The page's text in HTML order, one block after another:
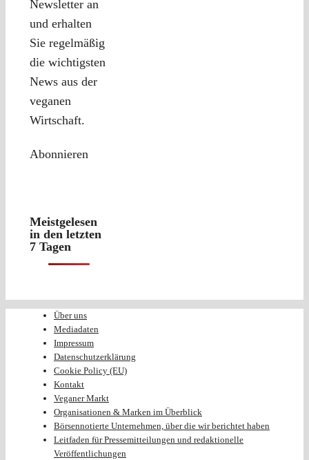
Newsletter an
und erhalten
Sie regelmäßig
die wichtigsten
News aus der
veganen
Wirtschaft.
Abonnieren
Meistgelesen
in den letzten
7 Tagen
Über uns
Mediadaten
Impressum
Datenschutzerklärung
Cookie Policy (EU)
Kontakt
Veganer Markt
Organisationen & Marken im Überblick
Börsennotierte Unternehmen, über die wir berichtet haben
Leitfaden für Pressemitteilungen und redaktionelle
Veröffentlichungen